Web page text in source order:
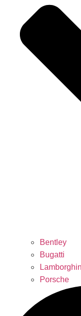
Bentley
Bugatti
Porsche